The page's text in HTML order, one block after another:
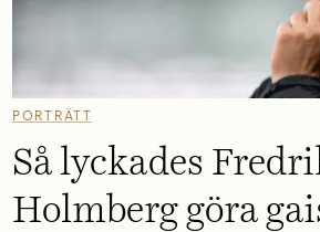
PORTRÄTT
Så lyckades
Holmberg göra